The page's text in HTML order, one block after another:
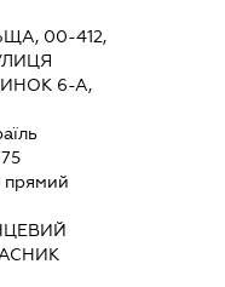
00-412,
6-А,
75
прямий